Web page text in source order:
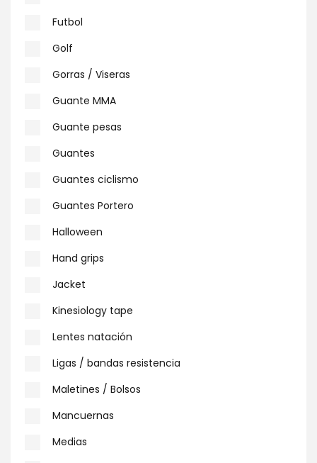
Futbol
Golf
Gorras / Viseras
Guante MMA
Guante pesas
Guantes
Guantes ciclismo
Guantes Portero
Halloween
Hand grips
Jacket
Kinesiology tape
Lentes natación
Ligas / bandas resistencia
Maletines / Bolsos
Mancuernas
Medias